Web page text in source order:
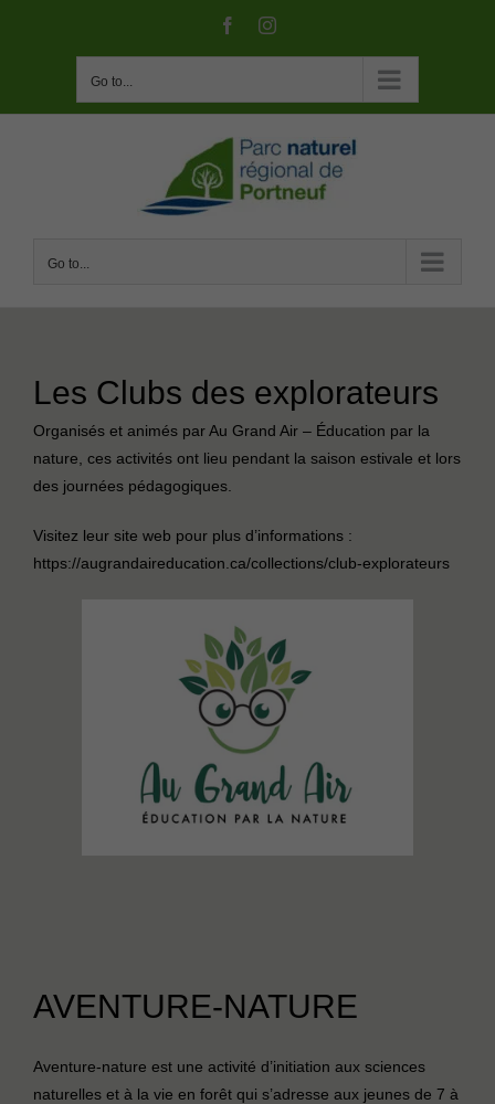
FacebookInstagram
Go to...
Go to...
Les Clubs des explorateurs
Organisés et animés par Au Grand Air – Éducation par la
nature, ces activités ont lieu pendant la saison estivale et lors
des journées pédagogiques.
Visitez leur site web pour plus d’informations :
https://augrandaireducation.ca/collections/club-explorateurs
AVENTURE-NATURE
Aventure-nature est une activité d’initiation aux sciences
naturelles et à la vie en forêt qui s’adresse aux jeunes de 7 à